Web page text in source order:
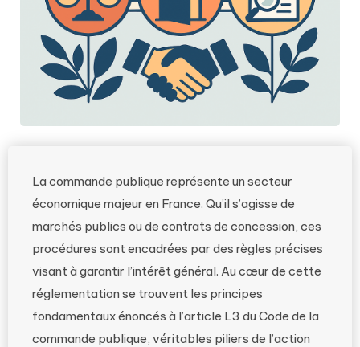
La commande publique représente un secteur
économique majeur en France. Qu’il s’agisse de
marchés publics ou de contrats de concession, ces
procédures sont encadrées par des règles précises
visant à garantir l’intérêt général. Au cœur de cette
réglementation se trouvent les principes
fondamentaux énoncés à l’article L3 du Code de la
commande publique, véritables piliers de l’action